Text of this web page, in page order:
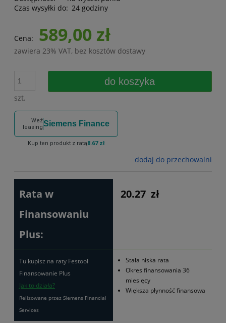
Czas wysyłki do: 24 godziny
Cena: 589,00 zł
zawiera 23% VAT, bez kosztów dostawy
szt.
do koszyka
Weź
leasingSiemens Finance
Kup ten produkt z ratą8.67 zł
dodaj do przechowalni
Rata w
Finansowaniu
Plus:
20.27 zł
Tu kupisz na raty Festool
Finansowanie Plus
Jak to działa?
Relizowane przez Siemens Financial
Services
Stała niska rata
Okres finansowania 36
miesięcy
Większa płynność finansowa